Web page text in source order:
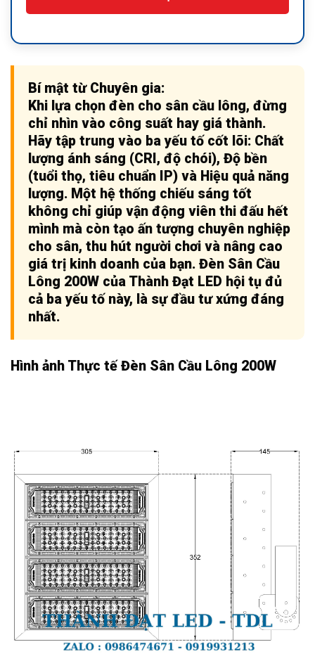
Bí mật từ Chuyên gia:
Khi lựa chọn đèn cho sân cầu lông, đừng
chỉ nhìn vào công suất hay giá thành.
Hãy tập trung vào ba yếu tố cốt lõi: Chất
lượng ánh sáng (CRI, độ chói), Độ bền
(tuổi thọ, tiêu chuẩn IP) và Hiệu quả năng
lượng. Một hệ thống chiếu sáng tốt
không chỉ giúp vận động viên thi đấu hết
mình mà còn tạo ấn tượng chuyên nghiệp
cho sân, thu hút người chơi và nâng cao
giá trị kinh doanh của bạn. Đèn Sân Cầu
Lông 200W của Thành Đạt LED hội tụ đủ
cả ba yếu tố này, là sự đầu tư xứng đáng
nhất.
Hình ảnh Thực tế Đèn Sân Cầu Lông 200W